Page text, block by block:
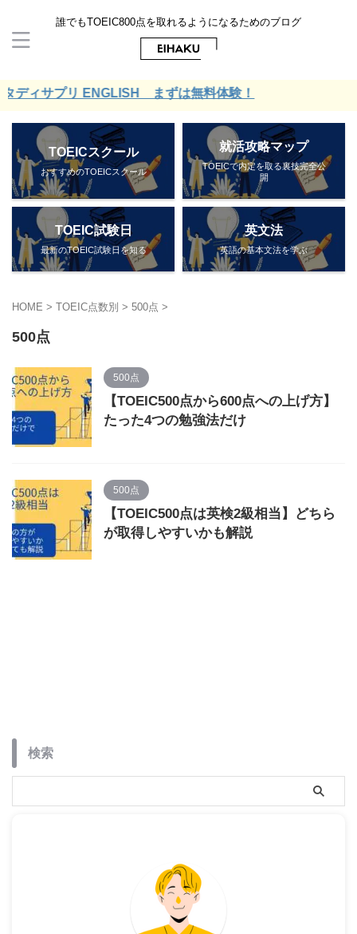
誰でもTOEIC800点を取れるようになるためのブログ
ィサプリ ENGLISH まずは無料体験！
TOEICスクール
おすすめのTOEICスクール
就活攻略マップ
TOEICで内定を取る裏技完全公
開
TOEIC試験日
最新のTOEIC試験日を知る
英文法
英語の基本文法を学ぶ
HOME > TOEIC点数別 > 500点 >
500点
500点
【TOEIC500点から600点への上げ方】
たった4つの勉強法だけ
500点
【TOEIC500点は英検2級相当】どちら
が取得しやすいかも解説
検索